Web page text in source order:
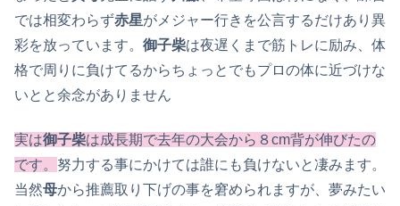
では相変わらず赤星がメジャー行きを公言するだけあり異
彩を放っています。 御子柴は夜遅くまで筋トレに励み、体
格で周りに負けてるからちょっとでもプロの体に近づけな
いとと余念がありません
実は御子柴は成長期で去年の大会から８cm背が伸びたの
です。 努力する事にかけては誰にも負けないと凄みます。
当然母から推薦取り下げの事を窘められますが、夢みたい